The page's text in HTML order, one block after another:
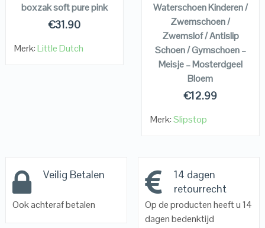
boxzak soft pure pink
€31.90
Merk:Little Dutch
Waterschoen Kinderen /
Zwemschoen /
Zwemslof / Antislip
Schoen / Gymschoen –
Meisje – Mosterdgeel
Bloem
€12.99
Merk:Slipstop
Veilig Betalen
Ook achteraf betalen
14 dagen
retourrecht
Op de producten heeft u 14
dagen bedenktijd